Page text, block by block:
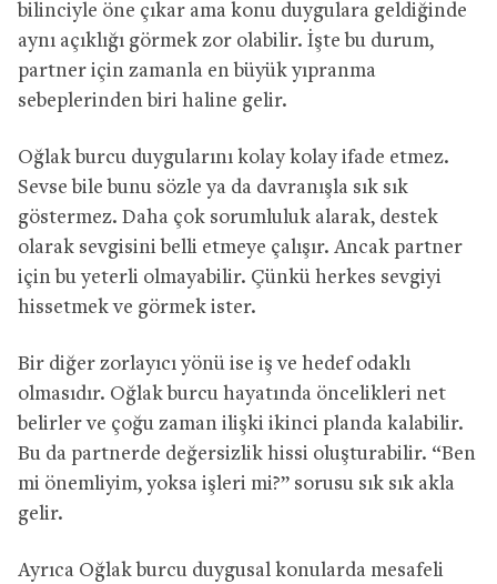
bilinciyle öne çıkar ama konu duygulara geldiğinde
aynı açıklığı görmek zor olabilir. İşte bu durum,
partner için zamanla en büyük yıpranma
sebeplerinden biri haline gelir.
Oğlak burcu duygularını kolay kolay ifade etmez.
Sevse bile bunu sözle ya da davranışla sık sık
göstermez. Daha çok sorumluluk alarak, destek
olarak sevgisini belli etmeye çalışır. Ancak partner
için bu yeterli olmayabilir. Çünkü herkes sevgiyi
hissetmek ve görmek ister.
Bir diğer zorlayıcı yönü ise iş ve hedef odaklı
olmasıdır. Oğlak burcu hayatında öncelikleri net
belirler ve çoğu zaman ilişki ikinci planda kalabilir.
Bu da partnerde değersizlik hissi oluşturabilir. “Ben
mi önemliyim, yoksa işleri mi?” sorusu sık sık akla
gelir.
Ayrıca Oğlak burcu duygusal konularda mesafeli